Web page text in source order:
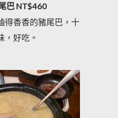
巴 NT$460
得香香的豬尾巴，十
，好吃。